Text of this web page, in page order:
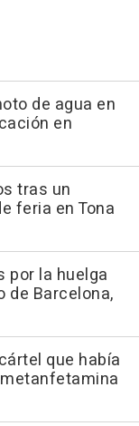
de agua en
en
tras un
feria en Tona
por la huelga
de Barcelona,
que había